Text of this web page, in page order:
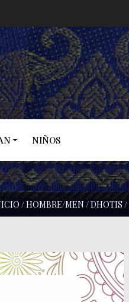
NIÑOS
/HOMBRE/MEN /DHOTIS /